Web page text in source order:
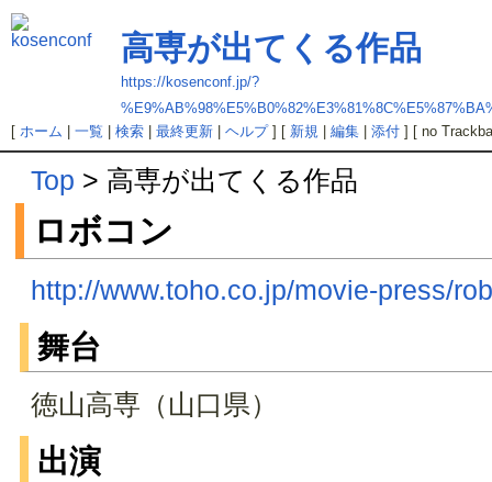
高専が出てくる作品
https://kosenconf.jp/?
[ ホーム 一覧 検索| 最終更新| ヘルプ] [ 新規| 編集| 添付] [ no
Top > 高専が出てくる作品
ロボコン
http://www.toho.co.jp/movie-press/
舞台
徳山高専（山口県）
出演